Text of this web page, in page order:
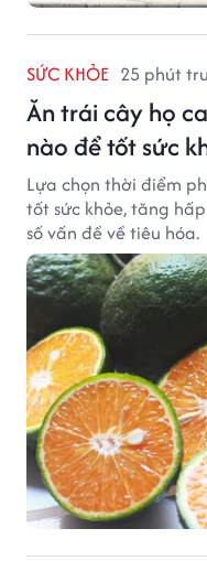
SỨC KHỎE 25 phút
Ăn trái cây họ
nào để tốt sức
Lựa chọn thời điểm
tốt sức khỏe, tăng
số vấn đề về tiêu hóa.